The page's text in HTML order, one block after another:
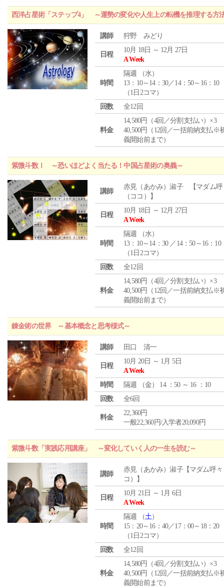
西洋占星術「ステップ4」 ～運勢の変化や人生上の転機を推理する方
講師 狩野 みどり
日程
10月 18日 ～ 12月 27日
A Week
時間
隔週 （水）
13：10～14：30／14：50～16：10
（1日2コマ）
回数
全12回
料金
14,580円（4回／分割支払い）×3
40,500円（12回／一括前納支払※
義開始前まで）
紫微斗数Ⅰ ～恐いほどよく当たる！中国占星術の奥義～
講師
赤見（あかみ）淑子 【マダム呼
（ココ）】
日程
10月 18日 ～ 12月 27日
A Week
時間
隔週 （水）
13：10～14：30 ／14：50～16：10
（1日2コマ）
回数
全12回
料金
14,580円（4回／分割支払い）×3
40,500円（12回／一括前納支払※
義開始前まで）
錬金術の世界 ～基本概念と思考様式～
講師 田口 清一
日程
10月 20日 ～ 1月 5日
A Week
時間
隔週 （金） 14 ：50 ～ 16 ：10
回数
全6回
料金
22,360円
一般22,360円/入学者20,090円
紫微斗数「実践応用講座」 ～変化していく人の一生を読む～
講師
赤見（あかみ）淑子【マダム呼々
コ）】
日程
10月 21日 ～ 1月 6日
A Week
時間
隔週 （土）
15：20～16：40／17：00～18：20
（1日2コマ）
回数
全12回
料金
14,580円（4回／分割支払い）×3
40,500円（12回／一括前納支払※
義開始前まで）